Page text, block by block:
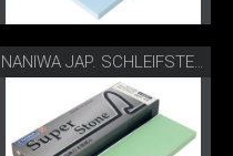
NANIWA JAP. SCHLEIFSTEIN S1-490